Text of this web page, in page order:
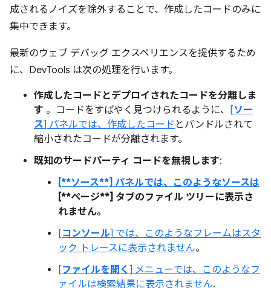
成されるノイズを除外することで、作成したコードのみに
集中できます。
最新のウェブ デバッグ エクスペリエンスを提供するため
に、DevTools は次の処理を行います。
作成したコードとデプロイされたコードを分離しま
す 。コードをすばやく見つけられるように、 [ソー
ス] パネルでは、作成したコード とバンドルされて
縮小されたコードが分離されます。
既知のサードパーティ コードを無視します:
[**ソース**] パネルでは、このようなソースは
[**ページ**] タブのファイル ツリーに表示さ
れません。
[コンソール] では、このようなフレームはスタ
ック トレースに表示されません。
[ファイルを開く ] メニューでは、このようなフ
ァイルは検索結果に表示されません.